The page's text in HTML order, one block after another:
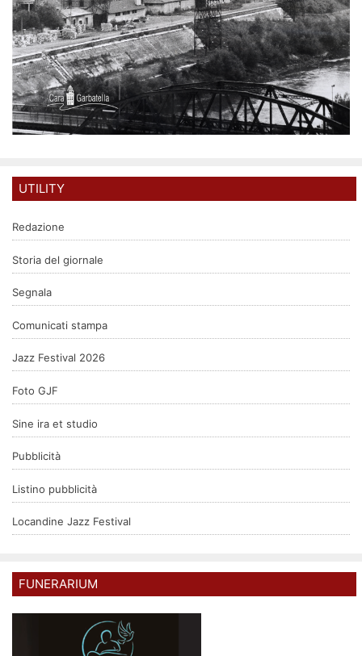
UTILITY
Redazione
Storia del giornale
Segnala
Comunicati stampa
Jazz Festival 2026
Foto GJF
Sine ira et studio
Pubblicità
Listino pubblicità
Locandine Jazz Festival
FUNERARIUM